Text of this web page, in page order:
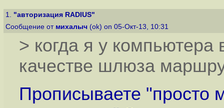
1. "авторизация RADIUS"
Сообщение от михалыч (ok) on 05-Окт-13, 10:31
> когда я у
качестве шлюза
Прописываете "просто